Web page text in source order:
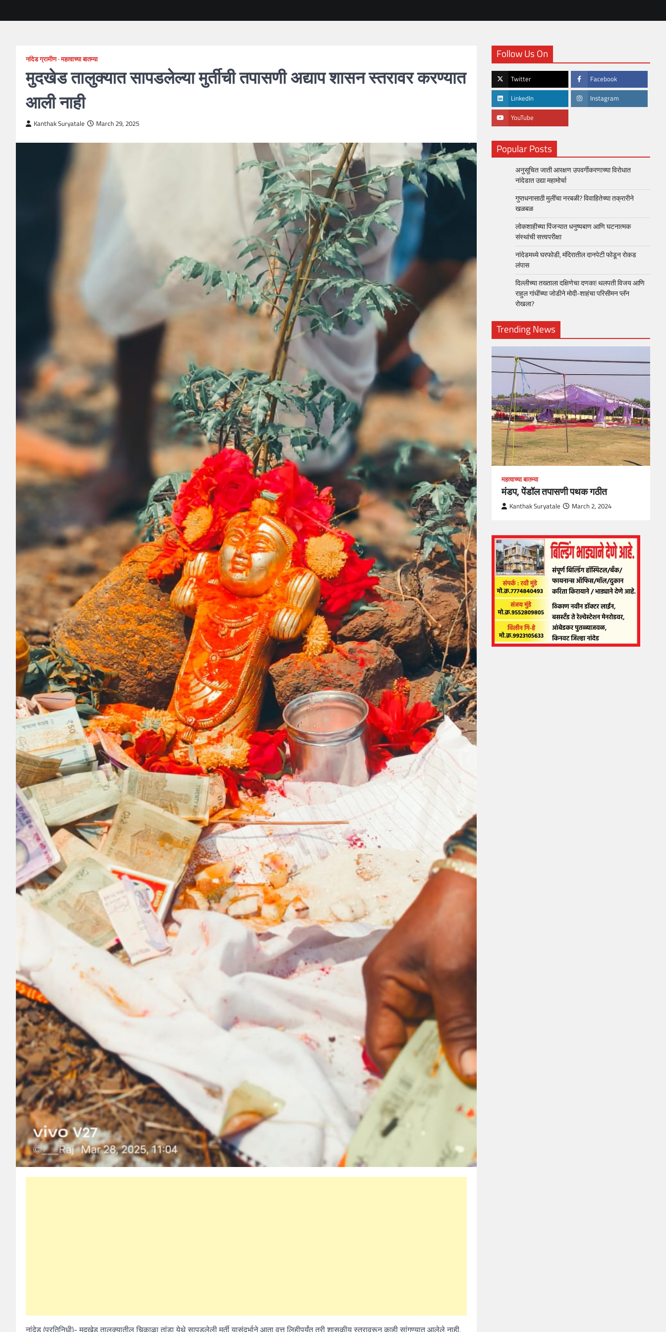
नांदेड ग्रामीण महत्वाच्या बातम्या
मुदखेड तालुक्यात सापडलेल्या मुर्तीची तपासणी अद्याप शासन स्तरावर करण्यात
आली नाही
Kanthak Suryatale March 29, 2025
नांदेड (प्रतिनिधी)- मुदखेड तालुक्यातील चिकाळा तांडा येथे सापडलेली मुर्ती यासंदर्भाने आता वृत्त लिहीपर्यंत तरी शासकीय स्तरावरून काही सांगण्यात आलेले नाही.
Follow Us On
Twitter Facebook
LinkedIn Instagram
YouTube
Popular Posts
अनुसूचित जाती आरक्षण उपवर्गीकरणाच्या विरोधात
नांदेडात उद्या महामोर्चा
गुप्तधनासाठी मुलींचा नरबळी? विवाहितेच्या तक्रारीने
खळबळ
लोकशाहीच्या पिंजऱ्यात धनुष्यबाण आणि घटनात्मक
संस्थांची सत्त्वपरीक्षा
नांदेडमध्ये घरफोडी, मंदिरातील दानपेटी फोडून रोकड
लंपास
दिल्लीच्या तख्ताला दक्षिणेचा दणका! थलपती विजय आणि
राहुल गांधींच्या जोडीने मोदी-शाहंचा परिसीमन प्लॅन
रोखला?
Trending News
महत्वाच्या बातम्या
What Is a Front-End Developer?
How to Become One, Salary, Skills
Kanthak Suryatale April 30, 2021
महत्वाच्या बातम्या
मंडप, पेंडॉल तपासणी पथक गठीत
Kanthak Suryatale March 2, 2024